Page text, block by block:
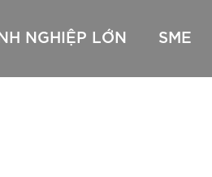
NGHIỆP LỚN SME